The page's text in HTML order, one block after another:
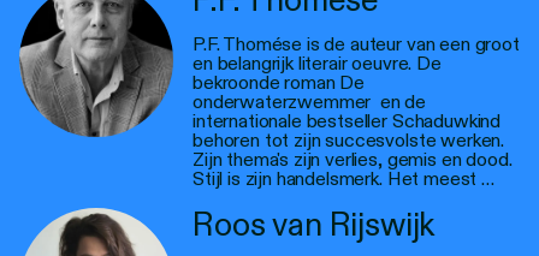
P.F. Thomése is de auteur van een groot
en belangrijk literair oeuvre. De
bekroonde roman De
onderwaterzwemmer en de
internationale bestseller Schaduwkind
behoren tot zijn succesvolste werken.
Zijn thema's zijn verlies, gemis en dood.
Stijl is zijn handelsmerk. Het meest …
Roos van Rijswijk